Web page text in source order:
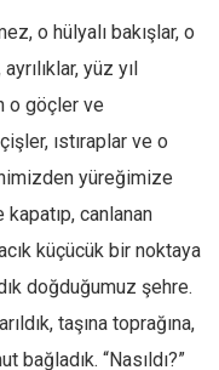
o hülyalı bakışlar, o
yüz yıl
o göçler ve
ıstıraplar ve o
yüreğimize
canlanan
küçücük bir noktaya
doğduğumuz şehre.
taşına toprağına,
bağladık. “Nasıldı?”